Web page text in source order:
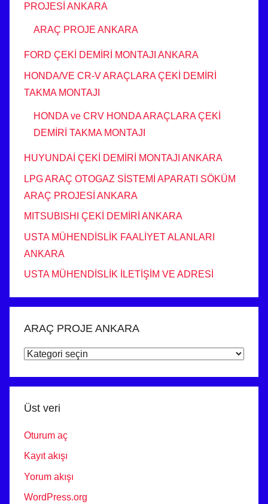
PROJESİ ANKARA
ARAÇ PROJE ANKARA
FORD ÇEKİ DEMİRİ MONTAJI ANKARA
HONDA/VE CR-V ARAÇLARA ÇEKİ DEMİRİ
TAKMA MONTAJI
HONDA ve CRV HONDA ARAÇLARA ÇEKİ
DEMİRİ TAKMA MONTAJI
HUYUNDAİ ÇEKİ DEMİRİ MONTAJI ANKARA
LPG ARAÇ OTOGAZ SİSTEMİ APARATI SÖKÜM
ARAÇ PROJESİ ANKARA
MITSUBISHI ÇEKİ DEMİRİ ANKARA
USTA MÜHENDİSLİK FAALİYET ALANLARI
ANKARA
USTA MÜHENDİSLİK İLETİŞİM VE ADRESİ
ARAÇ PROJE ANKARA
ARAÇ
ANKARA
Üst veri
Oturum aç
Kayıt akışı
Yorum akışı
WordPress.org